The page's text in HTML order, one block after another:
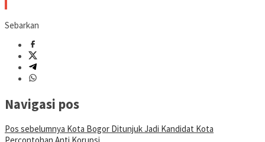
Sebarkan
Navigasi pos
Pos sebelumnya Kota Bogor Ditunjuk Jadi Kandidat Kota